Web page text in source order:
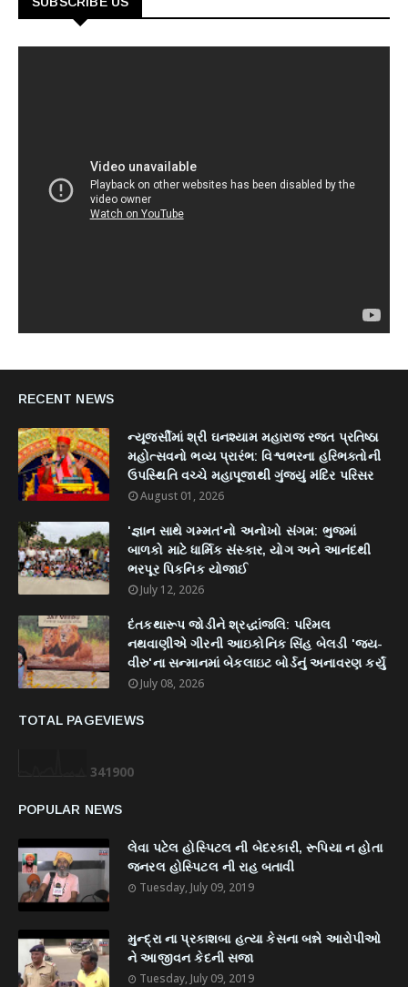
RECENT NEWS
ન્યૂજર્સીમાં શ્રી ઘનશ્યામ મહારાજ રજત પ્રતિષ્ઠા
મહોત્સવનો ભવ્ય પ્રારંભ: વિશ્વભરના હરિભક્તોની
ઉપસ્થિતિ વચ્ચે મહાપૂજાથી ગુંજ્યું મંદિર પરિસર
August 01, 2026
'જ્ઞાન સાથે ગમ્મત'નો અનોખો સંગમ: ભુજમાં
બાળકો માટે ધાર્મિક સંસ્કાર, યોગ અને આનંદથી
ભરપૂર પિકનિક યોજાઈ
July 12, 2026
દંતકથારૂપ જોડીને શ્રદ્ધાંજલિ: પરિમલ
નથવાણીએ ગીરની આઇકોનિક સિંહ બેલડી 'જય-
વીરુ'ના સન્માનમાં બેકલાઇટ બોર્ડનું અનાવરણ કર્યું
July 08, 2026
TOTAL PAGEVIEWS
341900
POPULAR NEWS
લેવા પટેલ હોસ્પિટલ ની બેદરકારી, રૂપિયા ન હોતા
જનરલ હોસ્પિટલ ની રાહ બતાવી
Tuesday, July 09, 2019
મુન્દ્રા ના પ્રકાશબા હત્યા કેસના બન્ને આરોપીઓ
ને આજીવન કેદની સજા
Tuesday, July 09, 2019